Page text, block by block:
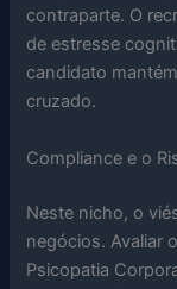
contraparte. O
de estresse
candidato
cruzado.
Compliance e o
Neste nicho, o
negócios. Avaliar
Psicopatia